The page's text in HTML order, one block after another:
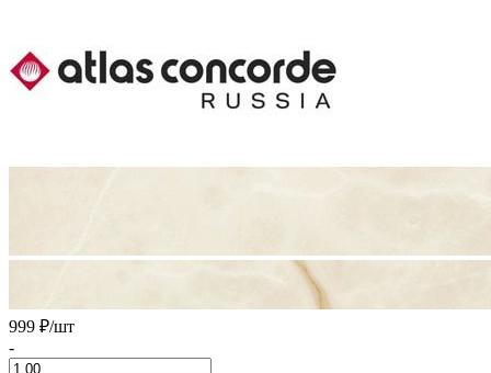
999 ₽/шт
-